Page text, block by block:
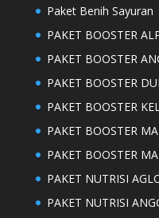
Paket Benih Sayuran
PAKET BOOSTER
PAKET BOOSTER
PAKET BOOSTER
PAKET BOOSTER
PAKET BOOSTER
PAKET BOOSTER
PAKET NUTRISI
PAKET NUTRISI